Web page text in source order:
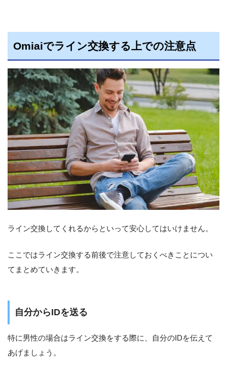
Omiaiでライン交換する上での注意点
ライン交換してくれるからといって安心してはいけません。
ここではライン交換する前後で注意しておくべきことについ
てまとめていきます。
自分からIDを送る
特に男性の場合はライン交換をする際に、自分のIDを伝えて
あげましょう。